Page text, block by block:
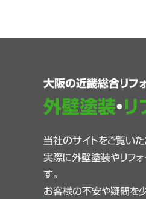
大阪の近畿総合リフ
外壁塗装・リ
当社のサイトをご覧い
実際に外壁塗装やリフ
す。
お客様の不安や疑問を